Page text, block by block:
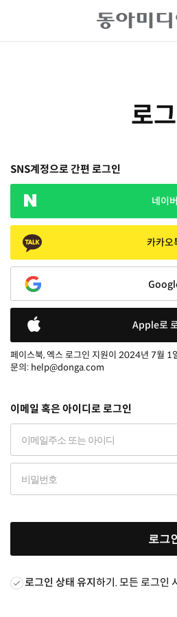
로
SNS계정으로 간편 로그인
네이버
카카오
Apple로
페이스북, 엑스 로그인 지원이 2024년 7월 1
문의: help@donga.com
이메일 혹은 아이디로 로그인
로그
로그인 상태 유지하기. 모든 로그인